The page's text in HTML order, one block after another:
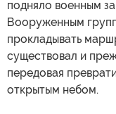
подняло военным
Вооруженным
прокладывать
существовал и
передовая
открытым небом.